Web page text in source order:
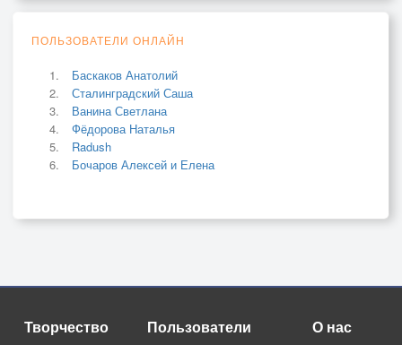
ПОЛЬЗОВАТЕЛИ ОНЛАЙН
Баскаков Анатолий
Сталинградский Саша
Ванина Светлана
Фёдорова Наталья
Radush
Бочаров Алексей и Елена
Творчество Пользователи О нас